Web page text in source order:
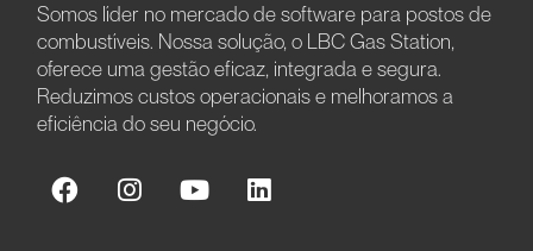
Somos líder no mercado de software para postos de
combustíveis. Nossa solução, o LBC Gas Station,
oferece uma gestão eficaz, integrada e segura.
Reduzimos custos operacionais e melhoramos a
eficiência do seu negócio.